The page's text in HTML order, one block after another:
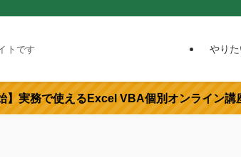
トです やり
】実務で使えるExcel VBA個別オンライン講